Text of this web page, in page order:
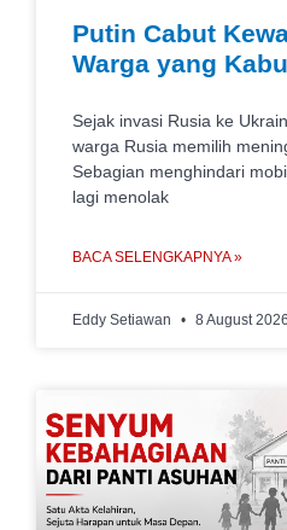
Putin Cabut
Warga yang
Sejak invasi Rusia ke
warga Rusia memilih
Sebagian menghindari
lagi menolak
BACA SELENGKAPNYA »
Eddy Setiawan 8 August 2026